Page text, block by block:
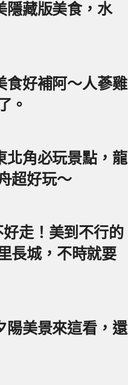
隱藏版美食，水
食好補阿～人蔘雞
。
北角必玩景點，龍
超好玩～
走！美到不行的
長城，不時就要
陽美景來這看，還